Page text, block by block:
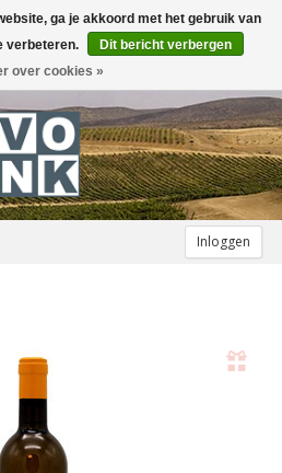
Inloggen
ga je akkoord met het gebruik van
verbeteren.
Dit bericht verbergen
over cookies »